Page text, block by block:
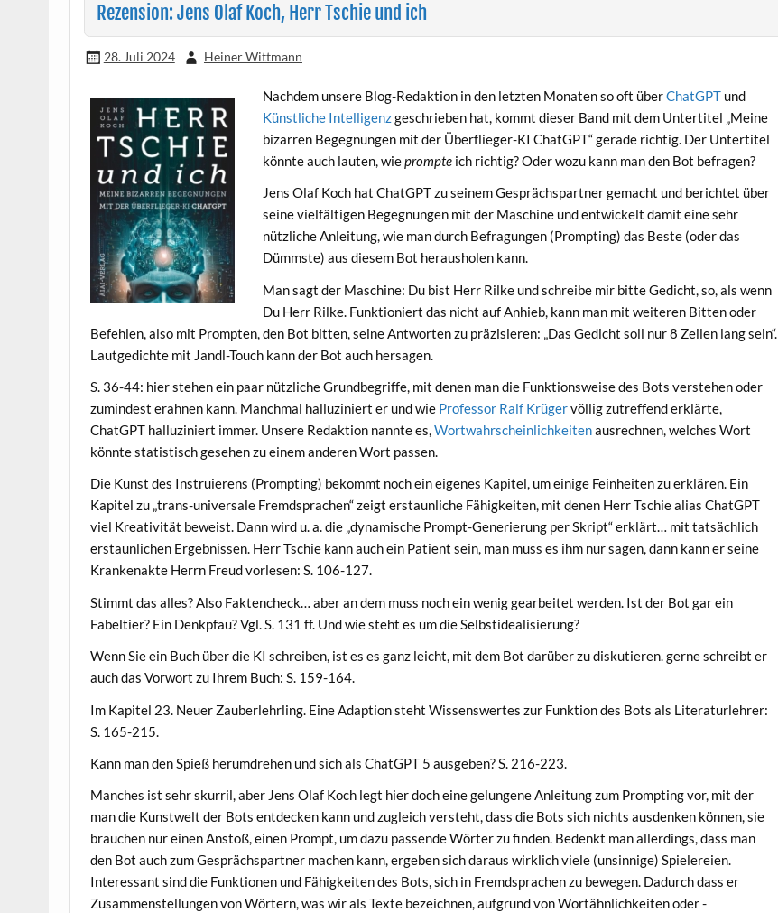
Rezension: Jens Olaf Koch, Herr Tschie und ich
28. Juli 2024 Heiner Wittmann
Nachdem unsere Blog-Redaktion in den letzten Monaten so oft überChatGPTund
Künstliche Intelligenzgeschrieben hat, kommt dieser Band mit dem Untertitel „Meine
bizarren Begegnungen mit der Überflieger-KI ChatGPT“ gerade richtig. Der Untertitel
könnte auch lauten, wieprompteich richtig? Oder wozu kann man den Bot befragen?
Jens Olaf Koch hat ChatGPT zu seinem Gesprächspartner gemacht und berichtet über
seine vielfältigen Begegnungen mit der Maschine und entwickelt damit eine sehr
nützliche Anleitung, wie man durch Befragungen (Prompting) das Beste (oder das
Dümmste) aus diesem Bot herausholen kann.
Man sagt der Maschine: Du bist Herr Rilke und schreibe mir bitte Gedicht, so, als wenn
Du Herr Rilke. Funktioniert das nicht auf Anhieb, kann man mit weiteren Bitten oder
Befehlen, also mit Prompten, den Bot bitten, seine Antworten zu präzisieren: „Das Gedicht soll nur 8 Zeilen lang sein“.
Lautgedichte mit Jandl-Touch kann der Bot auch hersagen.
S. 36-44: hier stehen ein paar nützliche Grundbegriffe, mit denen man die Funktionsweise des Bots verstehen oder
zumindest erahnen kann. Manchmal halluziniert er und wie Professor Ralf Krügervöllig zutreffend erklärte,
ChatGPT halluziniert immer. Unsere Redaktion nannte es,Wortwahrscheinlichkeitenausrechnen, welches Wort
könnte statistisch gesehen zu einem anderen Wort passen.
Die Kunst des Instruierens (Prompting) bekommt noch ein eigenes Kapitel, um einige Feinheiten zu erklären. Ein
Kapitel zu „trans-universale Fremdsprachen“ zeigt erstaunliche Fähigkeiten, mit denen Herr Tschie alias ChatGPT
viel Kreativität beweist. Dann wird u. a. die „dynamische Prompt-Generierung per Skript“ erklärt… mit tatsächlich
erstaunlichen Ergebnissen. Herr Tschie kann auch ein Patient sein, man muss es ihm nur sagen, dann kann er seine
Krankenakte Herrn Freud vorlesen: S. 106-127.
Stimmt das alles? Also Faktencheck… aber an dem muss noch ein wenig gearbeitet werden. Ist der Bot gar ein
Fabeltier? Ein Denkpfau? Vgl. S. 131 ff. Und wie steht es um die Selbstidealisierung?
Wenn Sie ein Buch über die KI schreiben, ist es es ganz leicht, mit dem Bot darüber zu diskutieren. gerne schreibt er
auch das Vorwort zu Ihrem Buch: S. 159-164.
Im Kapitel 23. Neuer Zauberlehrling. Eine Adaption steht Wissenswertes zur Funktion des Bots als Literaturlehrer:
S. 165-215.
Kann man den Spieß herumdrehen und sich als ChatGPT 5 ausgeben? S. 216-223.
Manches ist sehr skurril, aber Jens Olaf Koch legt hier doch eine gelungene Anleitung zum Prompting vor, mit der
man die Kunstwelt der Bots entdecken kann und zugleich versteht, dass die Bots sich nichts ausdenken können, sie
brauchen nur einen Anstoß, einen Prompt, um dazu passende Wörter zu finden. Bedenkt man allerdings, dass man
den Bot auch zum Gesprächspartner machen kann, ergeben sich daraus wirklich viele (unsinnige) Spielereien.
Interessant sind die Funktionen und Fähigkeiten des Bots, sich in Fremdsprachen zu bewegen. Dadurch dass er
Zusammenstellungen von Wörtern, was wir als Texte bezeichnen, aufgrund von Wortähnlichkeiten oder -